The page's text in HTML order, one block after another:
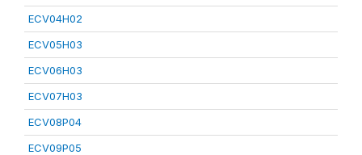
ECV04H02
ECV05H03
ECV06H03
ECV07H03
ECV08P04
ECV09P05